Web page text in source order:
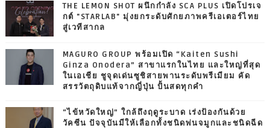
THE LEMON SHOT ผนึกกำลัง SCA PLUS เปิดโปรเจ
กต์ "STARLAB" มุ่งยกระดับศักยภาพครีเอเตอร์ไทย
สู่เวทีสากล
MAGURO GROUP พร้อมเปิด “Kaiten Sushi
Ginza Onodera” สาขาแรกในไทย และใหญ่ที่สุด
ในเอเชีย ชูจุดเด่นซูชิสายพานระดับพรีเมียม คัด
สรรวัตถุดิบแท้จากญี่ปุ่น ปั้นสดทุกคำ
“ไข้หวัดใหญ่” ใกล้ถึงฤดูระบาด เร่งป้องกันด้วย
วัคซีน ปัจจุบันมีให้เลือกทั้งชนิดพ่นจมูกและชนิดฉีด